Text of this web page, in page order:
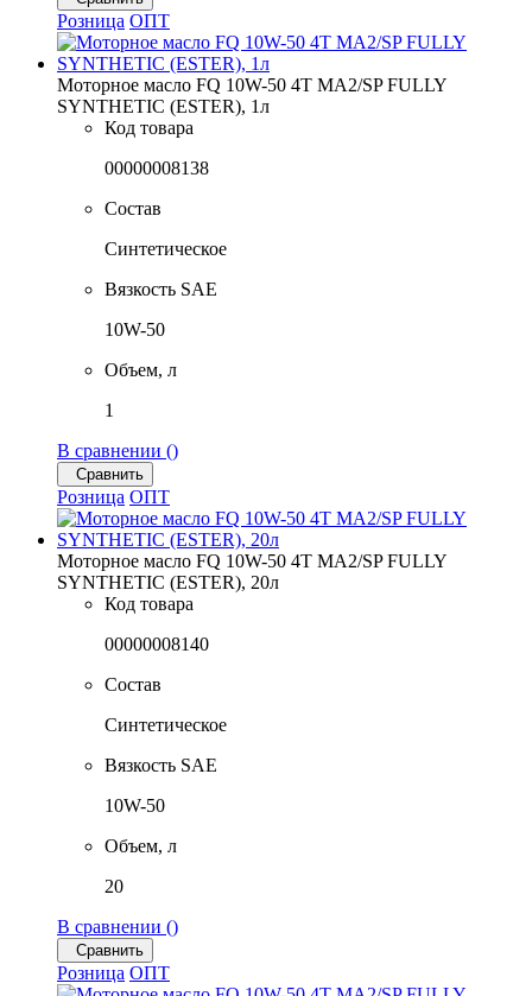
Розница ОПТ
Моторное масло FQ 10W-50 4T MA2/SP FULLY
SYNTHETIC (ESTER), 1л
Код товара
00000008138
Состав
Синтетическое
Вязкость SAE
10W-50
Объем, л
1
В сравнении ()
Сравнить
Розница ОПТ
Моторное масло FQ 10W-50 4T MA2/SP FULLY
SYNTHETIC (ESTER), 20л
Код товара
00000008140
Состав
Синтетическое
Вязкость SAE
10W-50
Объем, л
20
В сравнении ()
Сравнить
Розница ОПТ